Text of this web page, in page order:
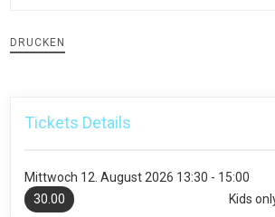
DRUCKEN
Tickets Details
Mittwoch 12. August 2026 13:30 - 15:00
Kids
30.00